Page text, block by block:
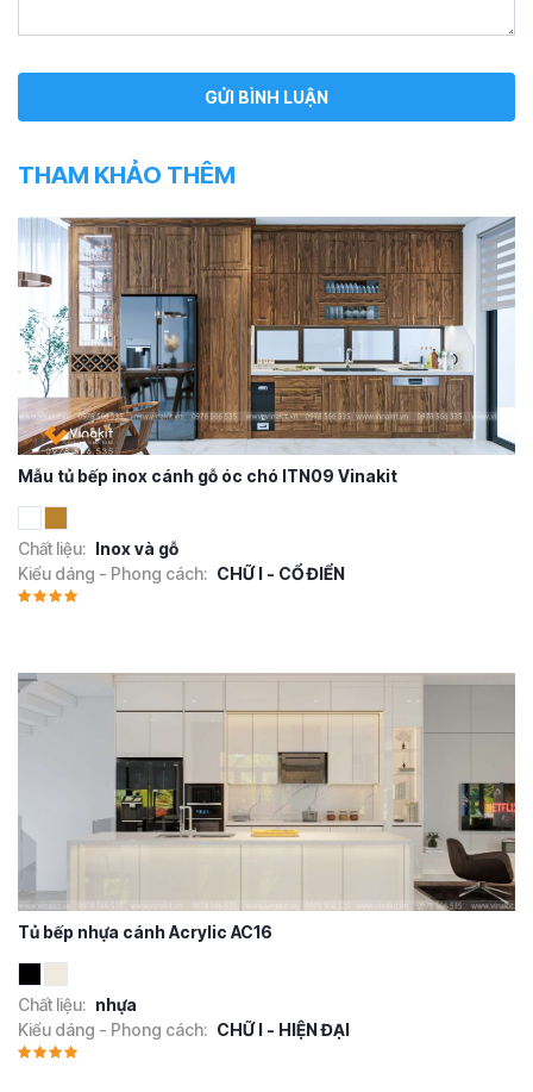
THAM KHẢO THÊM
Mẫu tủ bếp inox cánh gỗ óc chó ITN09 Vinakit
Chất liệu: Inox và gỗ
Kiểu dáng - Phong cách: CHỮ I - CỔ ĐIỂN
Tủ bếp nhựa cánh Acrylic AC16
Chất liệu: nhựa
Kiểu dáng - Phong cách: CHỮ I - HIỆN ĐẠI